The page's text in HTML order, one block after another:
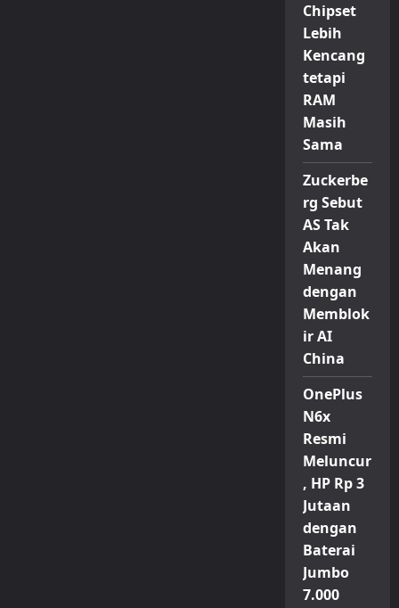
Chipset
Lebih
Kencang
tetapi
RAM
Masih
Sama
Zuckerbe
rg Sebut
AS Tak
Akan
Menang
dengan
Memblok
ir AI
China
OnePlus
N6x
Resmi
Meluncur
, HP Rp 3
Jutaan
dengan
Baterai
Jumbo
7.000